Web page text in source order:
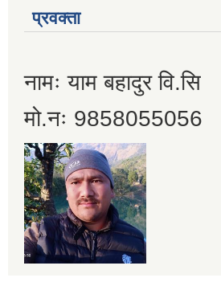
प्रवक्ता
नामः याम बहादुर वि.सि
मो.नः 9858055056